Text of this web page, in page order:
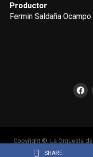
SHARE
Productor
Fermin Saldaña Ocampo
Copyright ©, La Orquesta